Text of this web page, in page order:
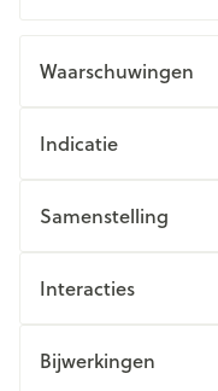
Waarschuwingen
Indicatie
Samenstelling
Interacties
Bijwerkingen